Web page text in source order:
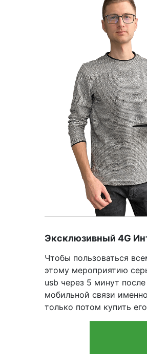
Эксклюзивный 4G
Чтобы пользоваться
этому мероприятию
usb через 5 минут
мобильной связи
только потом купить